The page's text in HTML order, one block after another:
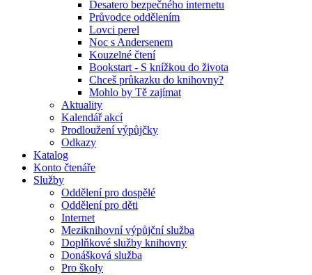
Desatero bezpečného internetu
Průvodce oddělením
Lovci perel
Noc s Andersenem
Kouzelné čtení
Bookstart - S knížkou do života
Chceš průkazku do knihovny?
Mohlo by Tě zajímat
Aktuality
Kalendář akcí
Prodloužení výpůjčky
Odkazy
Katalog
Konto čtenáře
Služby
Oddělení pro dospělé
Oddělení pro děti
Internet
Meziknihovní výpůjční služba
Doplňkové služby knihovny
Donášková služba
Pro školy